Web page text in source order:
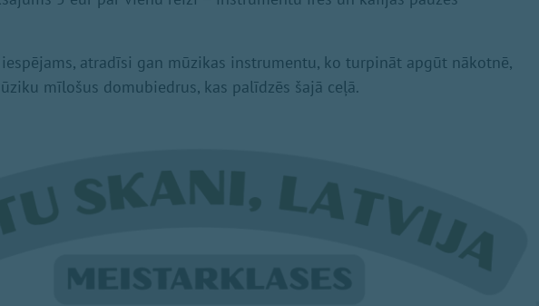
atradīsi gan mūzikas instrumentu, ko turpināt apgūt nākotnē,
mīlošus domubiedrus, kas palīdzēs šajā ceļā.